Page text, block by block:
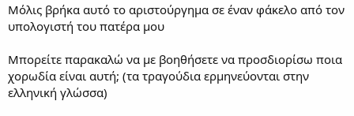
Μόλις βρήκα αυτό το αριστούργημα σε έναν φάκελο από τον
υπολογιστή του πατέρα μου
Μπορείτε παρακαλώ να με βοηθήσετε να προσδιορίσω ποια
χορωδία είναι αυτή; (τα τραγούδια ερμηνεύονται στην
ελληνική γλώσσα)